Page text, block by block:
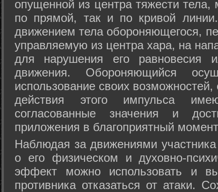
опущенной из центра тяжести
по прямой, так и по кривой
движением тела обороняющегося,
управляемую из центра хара, на
для нарушения его равновесия
движения. Обороняющийся
использование своих
действия этого импульса
согласованные значения и
приложения в благоприятный
Hаблюдая за движениями
о его физическом и духовно-
эффект можно использовать и
противника отказаться от атаки.